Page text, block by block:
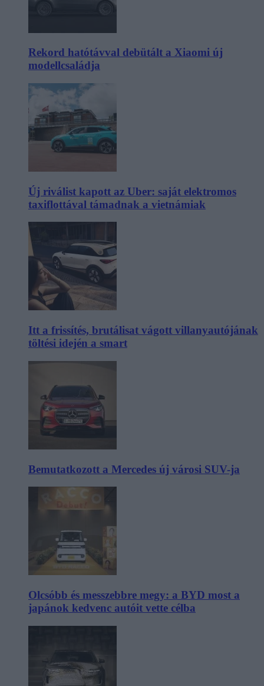
Rekord hatótávval debütált a Xiaomi új
modellcsaládja
Új riválist kapott az Uber: saját elektromos
taxiflottával támadnak a vietnámiak
Itt a frissítés, brutálisat vágott villanyautójának
töltési idején a smart
Bemutatkozott a Mercedes új városi SUV-ja
Olcsóbb és messzebbre megy: a BYD most a
japánok kedvenc autóit vette célba